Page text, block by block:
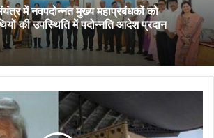
में नवपदोन्नत मुख्य महाप्रबंधकों को
की उपस्थिति में पदोन्नति आदेश प्रदान